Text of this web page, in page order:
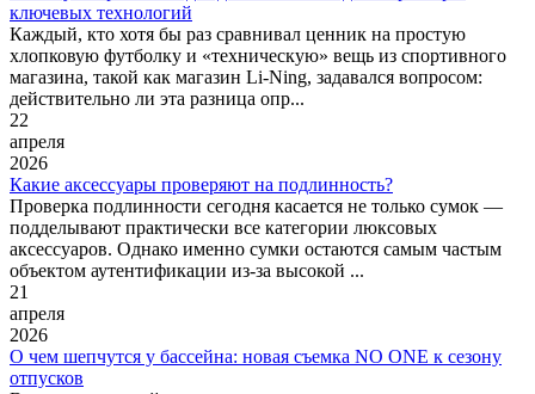
ключевых технологий
Каждый, кто хотя бы раз сравнивал ценник на простую
хлопковую футболку и «техническую» вещь из спортивного
магазина, такой как магазин Li-Ning, задавался вопросом:
действительно ли эта разница опр...
22
апреля
2026
Какие аксессуары проверяют на подлинность?
Проверка подлинности сегодня касается не только сумок —
подделывают практически все категории люксовых
аксессуаров. Однако именно сумки остаются самым частым
объектом аутентификации из-за высокой ...
21
апреля
2026
О чем шепчутся у бассейна: новая съемка NO ONE к сезону
отпусков